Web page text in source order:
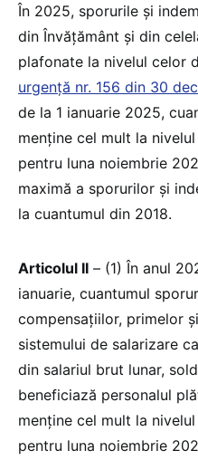
În 2025, sporurile și
din Învățământ și din
plafonate la nivelul celor
urgență nr. 156 din 30
de la 1 ianuarie 2025,
menține cel mult la
pentru luna noiembrie
maximă a sporurilor și
la cuantumul din 2018.
Articolul II – (1) În anul
ianuarie, cuantumul
compensațiilor, primelor
sistemului de salarizare
din salariul brut lunar,
beneficiază personalul
menține cel mult la
pentru luna noiembrie